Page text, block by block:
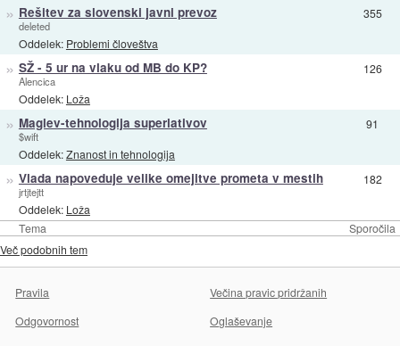
Tema Sporočila
» Rešitev za slovenski javni prevoz
deleted
Oddelek: Problemi človeštva
355
» SŽ - 5 ur na vlaku od MB do KP?
Alencica
Oddelek: Loža
126
» Maglev-tehnologija superlativov
$wift
Oddelek:Znanost in tehnologija
91
» Vlada napoveduje velike omejitve prometa v mestih
jrtjtejtt
Oddelek: Loža
182
Več podobnih tem
Pravila
Večina pravic pridržanih
Odgovornost
Oglaševanje